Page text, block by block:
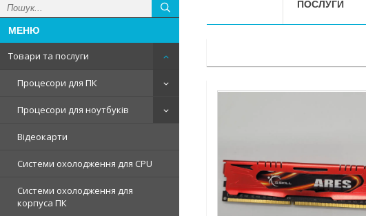
Товари та послуги
Процесори для ПК
Процесори для ноутбуків
Відеокарти
Системи охолодження для CPU
Системи охолодження для
корпуса ПК
ПОСЛУГИ